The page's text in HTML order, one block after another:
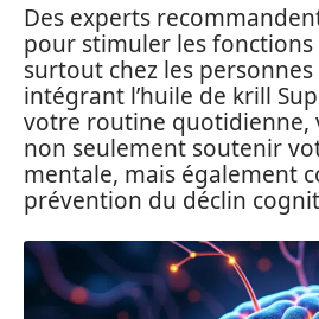
Des experts
pour stimuler les fonctions
surtout chez les personnes
intégrant l’huile de krill
votre routine quotidienne,
non seulement soutenir
mentale, mais également
prévention du déclin